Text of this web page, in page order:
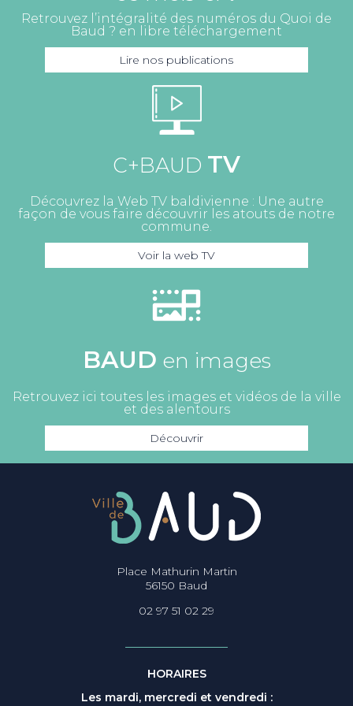
Retrouvez l’intégralité des numéros du Quoi de
Baud ? en libre téléchargement
Lire nos publications
C+BAUD TV
Découvrez la Web TV baldivienne : Une autre
façon de vous faire découvrir les atouts de notre
commune.
Voir la web TV
BAUD en images
Retrouvez ici toutes les images et vidéos de la ville
et des alentours
Découvrir
Place Mathurin Martin
56150 Baud
02 97 51 02 29
HORAIRES
Les mardi, mercredi et vendredi :